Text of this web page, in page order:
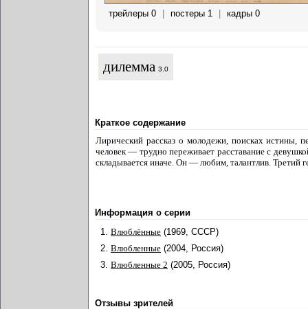
трейлеры 0 постеры 1 кадры 0
дилемма 3.0
Краткое содержание
Лирический рассказ о молодежи, поисках
человек — трудно переживает расставание с
складывается иначе. Он — любим, талантлив. Третий
Информация о серии
1. Влюблённые (1969, СССР)
2. Влюбленные (2004, Россия)
3. Влюбленные 2 (2005, Россия)
Отзывы зрителей